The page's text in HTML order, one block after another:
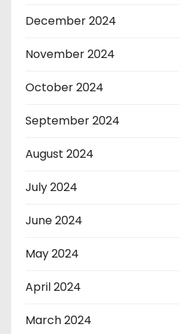
December 2024
November 2024
October 2024
September 2024
August 2024
July 2024
June 2024
May 2024
April 2024
March 2024